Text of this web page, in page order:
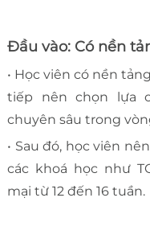
Đầu vào: Có nền
• Học viên có nền
tiếp nên chọn lựa
chuyên sâu trong
• Sau đó, học viên
các khoá học như
mại từ 12 đến 16 tuần.